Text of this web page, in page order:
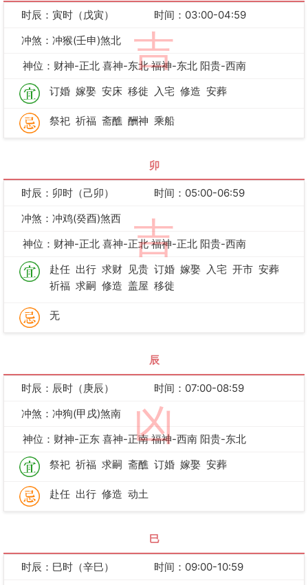
吉
时辰：寅时（戊寅）
时间：03:00-04:59
冲煞：冲猴(壬申)煞北
神位：财神-正北 喜神-东北 福神-东北 阳贵-西南
订婚 嫁娶 安床 移徙 入宅 修造 安葬
祭祀 祈福 斋醮 酬神 乘船
卯
吉
时辰：卯时（己卯）
时间：05:00-06:59
冲煞：冲鸡(癸酉)煞西
神位：财神-正北 喜神-正北 福神-正北 阳贵-西南
赴任 出行 求财 见贵 订婚 嫁娶 入宅 开市 安葬
祈福 求嗣 修造 盖屋 移徙
无
辰
凶
时辰：辰时（庚辰）
时间：07:00-08:59
冲煞：冲狗(甲戌)煞南
神位：财神-正东 喜神-正南 福神-西南 阳贵-东北
祭祀 祈福 求嗣 斋醮 订婚 嫁娶 安葬
赴任 出行 修造 动土
巳
时辰：巳时（辛巳）
时间：09:00-10:59